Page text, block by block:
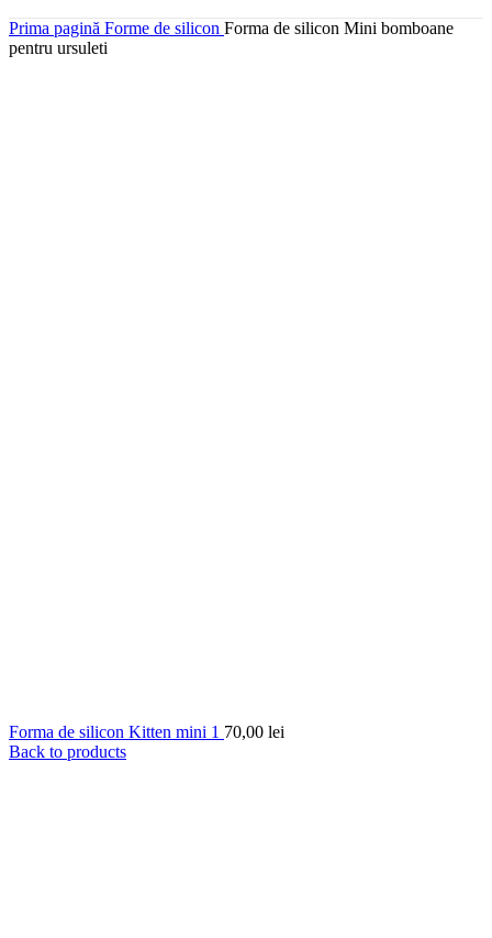
Prima pagină Forme de silicon Forma de silicon Mini bomboane
pentru ursuleti
Forma de silicon Kitten mini 1 70,00 lei
Back to products